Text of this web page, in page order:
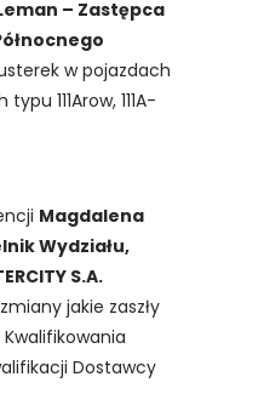
– Zastępca
w pojazdach
111Arow, 111A-
Magdalena
Wydziału,
S.A.
jakie zaszły
Dostawcy